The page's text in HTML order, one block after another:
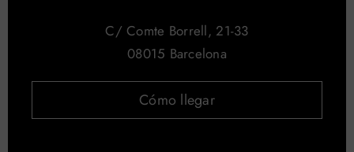
C/ Comte Borrell, 21-33
08015 Barcelona
Cómo llegar